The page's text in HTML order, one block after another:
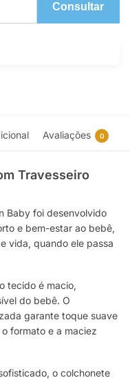
Consultar
Avaliações 0
Travesseiro
Baby foi desenvolvido
e bem-estar ao bebê,
vida, quando ele passa
tecido é macio,
do bebê. O
garante toque suave
formato e a maciez
o colchonete